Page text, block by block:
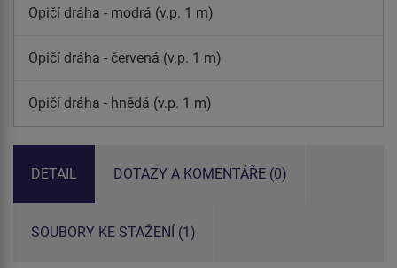
Opičí dráha - modrá (v.p. 1 m)
Opičí dráha - červená (v.p. 1 m)
Opičí dráha - hnědá (v.p. 1 m)
DETAIL DOTAZY A KOMENTÁŘE (0)
SOUBORY KE STAŽENÍ (1)